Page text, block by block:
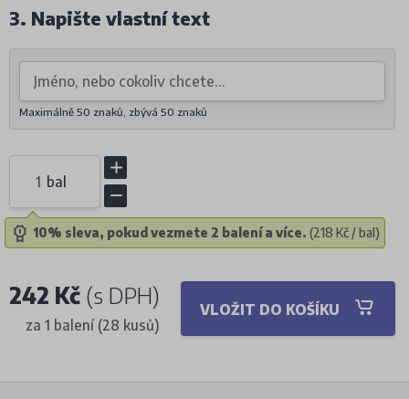
3. Napište vlastní text
Maximálně 50 znaků, zbývá 50 znaků
bal
10% sleva, pokud vezmete 2 balení a více. (218 Kč / bal)
242 Kč (s DPH)
za 1 balení (28 kusů)
VLOŽIT DO KOŠÍKU